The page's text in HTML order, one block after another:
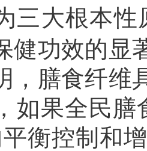
三大根本性
健功效的显
，膳食纤维
如果全民膳
衡控制和